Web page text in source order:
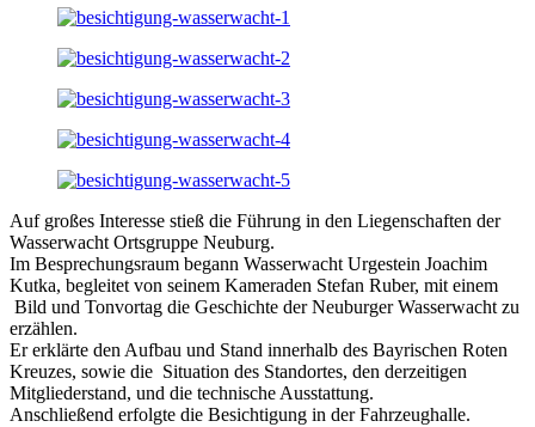
Auf großes Interesse stieß die Führung in den Liegenschaften der
Wasserwacht Ortsgruppe Neuburg.
Im Besprechungsraum begann Wasserwacht Urgestein Joachim
Kutka, begleitet von seinem Kameraden Stefan Ruber, mit einem
Bild und Tonvortag die Geschichte der Neuburger Wasserwacht zu
erzählen.
Er erklärte den Aufbau und Stand innerhalb des Bayrischen Roten
Kreuzes, sowie die Situation des Standortes, den derzeitigen
Mitgliederstand, und die technische Ausstattung.
Anschließend erfolgte die Besichtigung in der Fahrzeughalle.